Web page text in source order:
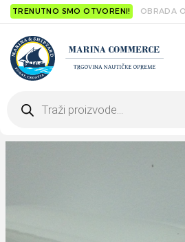
TRENUTNO SMO OTVORENI! OBRADA
search